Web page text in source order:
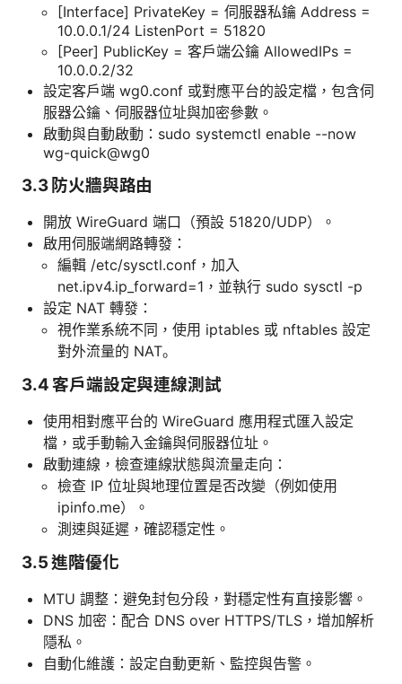
[Interface] PrivateKey = 伺服器私鑰 Address =
10.0.0.1/24 ListenPort = 51820
[Peer] PublicKey = 客戶端公鑰 AllowedIPs =
10.0.0.2/32
設定客戶端 wg0.conf 或對應平台的設定檔，包含伺
服器公鑰、伺服器位址與加密參數。
啟動與自動啟動：sudo systemctl enable --now
wg-quick@wg0
3.3 防火牆與路由
開放 WireGuard 端口（預設 51820/UDP）。
啟用伺服端網路轉發：
編輯 /etc/sysctl.conf，加入
net.ipv4.ip_forward=1，並執行 sudo sysctl -p
設定 NAT 轉發：
視作業系統不同，使用 iptables 或 nftables 設定
對外流量的 NAT。
3.4 客戶端設定與連線測試
使用相對應平台的 WireGuard 應用程式匯入設定
檔，或手動輸入金鑰與伺服器位址。
啟動連線，檢查連線狀態與流量走向：
檢查 IP 位址與地理位置是否改變（例如使用
ipinfo.me）。
測速與延遲，確認穩定性。
3.5 進階優化
MTU 調整：避免封包分段，對穩定性有直接影響。
DNS 加密：配合 DNS over HTTPS/TLS，增加解析
隱私。
自動化維護：設定自動更新、監控與告警。